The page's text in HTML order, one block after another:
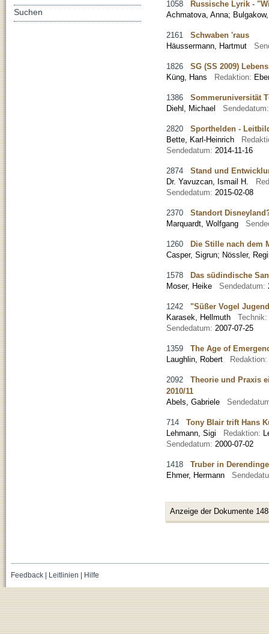
1058 Russische Lyrik -
Achmatova, Anna;
2161 Schwaben 'raus
Häussermann, Hartmut
1826 SG (SS 2009)
Küng, Hans
Redaktion:
1386 Sommeruniversität
Diehl, Michael
2820 Sporthelden -
Bette, Karl-Heinrich
Sendedatum: 2014-11-16
2874 Stand und
Dr. Yavuzcan, Ismail H.
Sendedatum: 2015-02-08
2370 Standort
Marquardt, Wolfgang
1260 Die Stille nach dem
Casper, Sigrun; Nössler,
1578 Das südindische
Moser, Heike
Sendedatum:
1242 "Süßer Vogel
Karasek, Hellmuth
Technik:
Sendedatum: 2007-07-25
1359 The Age of
Laughlin, Robert
Redaktion:
2092 Theorie und Praxis
2010/11
Abels, Gabriele
714 Tony Blair trift Hans
Lehmann, Sigi
Redaktion:
Sendedatum: 2000-07-02
1418 Truber in
Ehmer, Hermann
Anzeige der Dokumente
Suchen
Feedback| Leitlinien | Hilfe